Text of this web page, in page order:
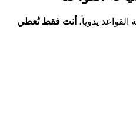
أنت فقط تُعطي